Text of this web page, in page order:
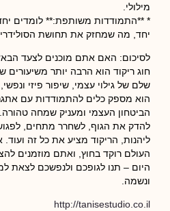
מילולי.
* **התמודדות משותפת:** לומדים
יחד, מה שמחזק את תחושת
לסיכום: האם אתם מוכנים לצעד
חוג ריקוד הוא הרבה יותר
שלם של גילוי עצמי, שיפור פיזי ונפשי,
הוא מספק כלים להתמודדות עם
הביטחון העצמי ומעניק שמחה
להדק את הגוף, לשחרר מתחים,
ליהנות, הריקוד מציע את כל זה
העולם רוקד בחוץ, ואתם מוזמנים
היום – תנו לגופכם ולנפשכם לצאת
ונשמה.
http://tanisestudio.co.il